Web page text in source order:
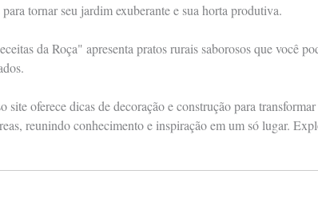
tornar seu jardim exuberante e sua horta produtiva.
da Roça" apresenta pratos rurais saborosos que você
site oferece dicas de decoração e construção para
reunindo conhecimento e inspiração em um só lugar.